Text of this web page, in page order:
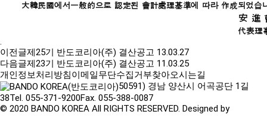
.
이전글제25기 반도코리아(주) 결산공고 13.03.27
다음글제23기 반도코리아(주) 결산공고 11.03.25
개인정보처리방침이메일무단수집거부찾아오시는길
50591) 경남 양산시 어곡공단 1길
38Tel. 055-371-9200Fax. 055-388-0087
© 2020 BANDO KOREA All RIGHTS RESERVED. Designed by